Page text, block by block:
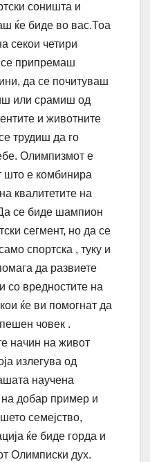
соништа и
ќе биде во вас.Тоа
секои четири
се припремаш
да се почитуваш
или срамиш од
и животните
трудиш да го
Олимпизмот е
што е комбинира
квалитетите на
се биде шампион
сегмент, но да се
спортска , туку и
да развиете
со вредностите на
ќе ви помогнат да
човек .
начин на живот
излегува од
научена
добар пример и
семејство,
ќе биде горда и
Олимписки дух.